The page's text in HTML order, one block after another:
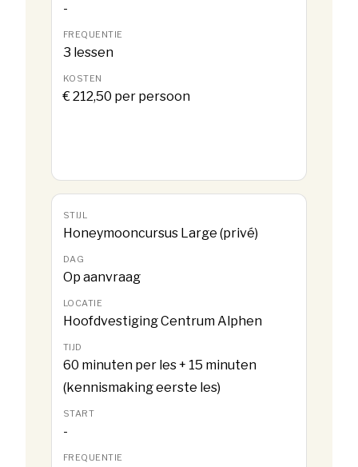
-
3 lessen
€ 212,50 per persoon
Honeymooncursus Large (privé)
Op aanvraag
Hoofdvestiging Centrum Alphen
60 minuten per les + 15 minuten
(kennismaking eerste les)
-